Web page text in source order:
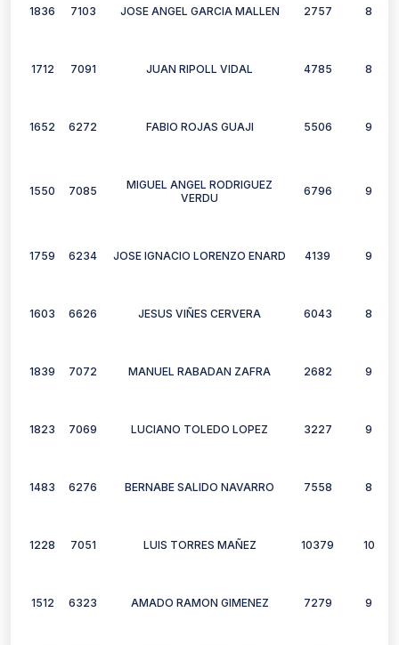
1836 7103 JOSE ANGEL GARCIA MALLEN 2757 8
1712 7091 JUAN RIPOLL VIDAL 4785 8
1652 6272 FABIO ROJAS GUAJI 5506 9
1550 7085
MIGUEL ANGEL RODRIGUEZ
VERDU
6796 9
1759 6234 JOSE IGNACIO LORENZO ENARD 4139 9
1603 6626 JESUS VIÑES CERVERA 6043 8
1839 7072 MANUEL RABADAN ZAFRA 2682 9
1823 7069 LUCIANO TOLEDO LOPEZ 3227 9
1483 6276 BERNABE SALIDO NAVARRO 7558 8
1228 7051 LUIS TORRES MAÑEZ 10379 10
1512 6323 AMADO RAMON GIMENEZ 7279 9